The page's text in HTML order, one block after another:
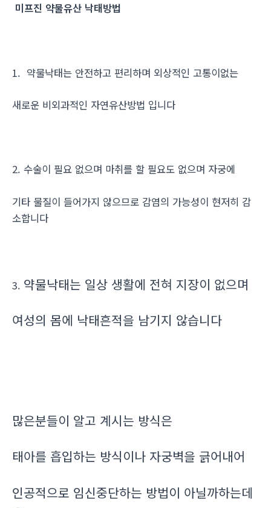
미프진 약물유산 낙태방법
1. 약물낙태는 안전하고 편리하며 외상적인 고통이없는
새로운 비외과적인 자연유산방법 입니다
2. 수술이 필요 없으며 마취를 할 필요도 없으며 자궁에
기타 물질이 들어가지 않으므로 감염의 가능성이 현저히 감
소합니다
3. 약물낙태는 일상 생활에 전혀 지장이 없으며
여성의 몸에 낙태흔적을 남기지 않습니다
많은분들이 알고 계시는 방식은
태아를 흡입하는 방식이나 자궁벽을 긁어내어
인공적으로 임신중단하는 방법이 아닐까하는데